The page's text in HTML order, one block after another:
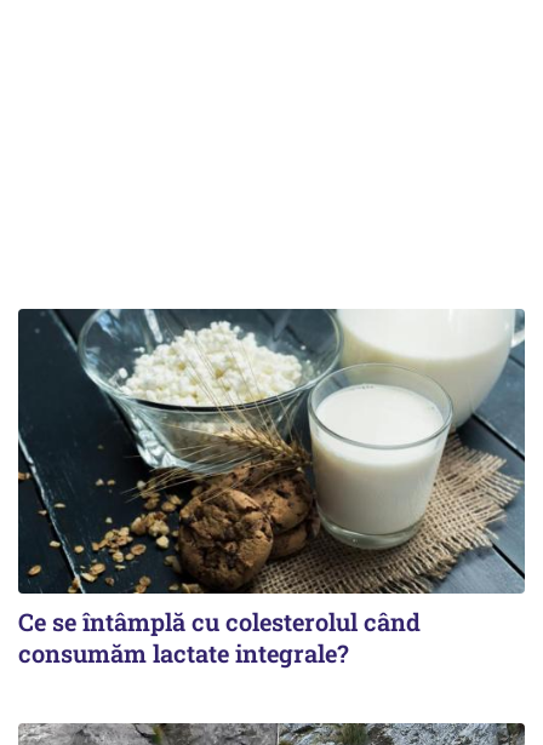
Ce se întâmplă cu colesterolul când
consumăm lactate integrale?